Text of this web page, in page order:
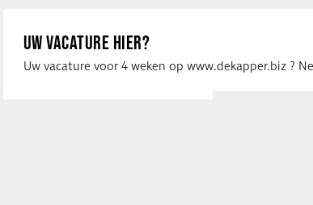
UW VACATURE HIER?